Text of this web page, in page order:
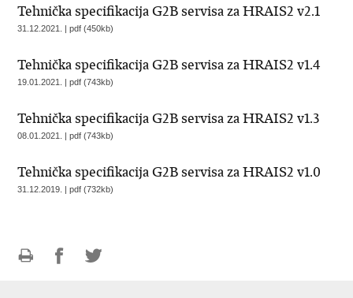
Tehnička specifikacija G2B servisa za HRAIS2 v2.1
31.12.2021. | pdf (450kb)
Tehnička specifikacija G2B servisa za HRAIS2 v1.4
19.01.2021. | pdf (743kb)
Tehnička specifikacija G2B servisa za HRAIS2 v1.3
08.01.2021. | pdf (743kb)
Tehnička specifikacija G2B servisa za HRAIS2 v1.0
31.12.2019. | pdf (732kb)